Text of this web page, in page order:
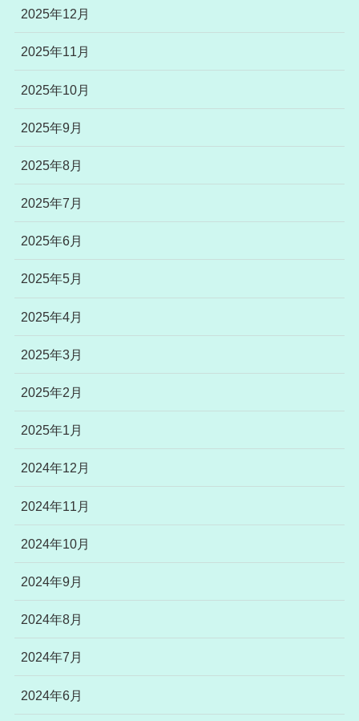
2025年12月
2025年11月
2025年10月
2025年9月
2025年8月
2025年7月
2025年6月
2025年5月
2025年4月
2025年3月
2025年2月
2025年1月
2024年12月
2024年11月
2024年10月
2024年9月
2024年8月
2024年7月
2024年6月